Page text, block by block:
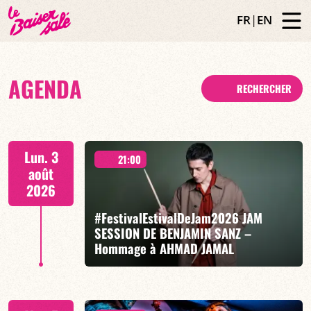
FR|EN
AGENDA RECHERCHER
Lun. 3
août
2026
21:00
#FestivalEstivalDeJam2026 JAM
SESSION DE BENJAMIN SANZ –
Hommage à AHMAD JAMAL
Benjamin Sanz / Tony Tixier / Etienne Renard